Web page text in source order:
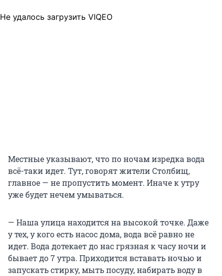
Не удалось загрузить VIQEO
Местные указывают, что по ночам изредка вода
всё-таки идет. Тут, говорят жители Столбищ,
главное — не пропустить момент. Иначе к утру
уже будет нечем умываться.
— Наша улица находится на высокой точке. Даже
у тех, у кого есть насос дома, вода всё равно не
идет. Вода дотекает до нас грязная к часу ночи и
бывает до 7 утра. Приходится вставать ночью и
запускать стирку, мыть посуду, набирать воду в